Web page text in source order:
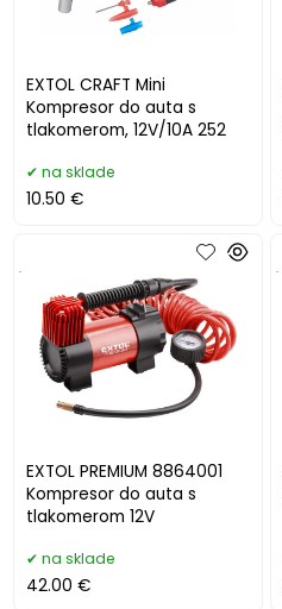
EXTOL CRAFT Mini
Kompresor do auta s
tlakomerom, 12V/10A 252
na sklade
10.50 €
EXTOL PREMIUM 8864001
Kompresor do auta s
tlakomerom 12V
.
na sklade
42.00 €
.